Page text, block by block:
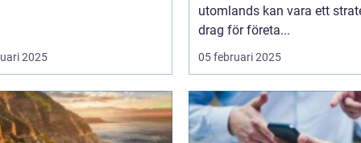
2025
utomlands kan vara ett
drag för företa...
05 februari 2025